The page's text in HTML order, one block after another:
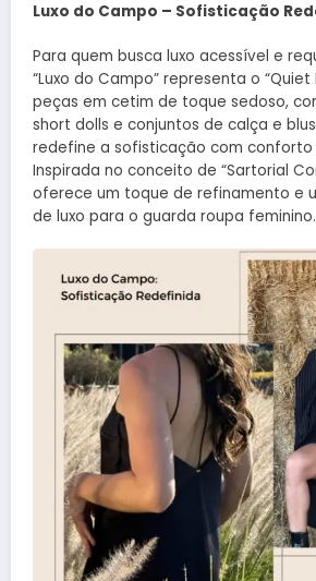
Luxo do Campo – Sofisticação
Para quem busca luxo acessível e
“Luxo do Campo” representa o “Quiet
peças em cetim de toque sedoso,
short dolls e conjuntos de calça e
redefine a sofisticação com conforto
Inspirada no conceito de “Sartorial
oferece um toque de refinamento e
de luxo para o guarda roupa feminino.